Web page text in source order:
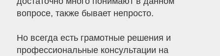
вопросе, также бывает непросто.
Но всегда есть грамотные решения и
профессиональные консультации на